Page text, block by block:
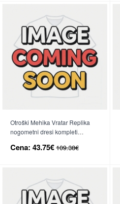
Otroški Mehika Vratar Replika
nogometni dresi kompleti
hlače)
Cena: 43.75€ 109.38€